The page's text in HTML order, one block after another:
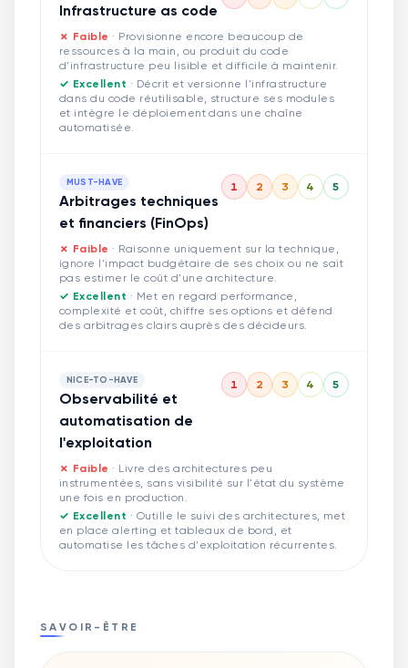
Infrastructure as code
✗ Faible · Provisionne encore beaucoup de
ressources à la main, ou produit du code
d'infrastructure peu lisible et difficile à maintenir.
✓ Excellent · Décrit et versionne l'infrastructure
dans du code réutilisable, structure ses modules
et intègre le déploiement dans une chaîne
automatisée.
MUST-HAVE
Arbitrages techniques
et financiers (FinOps)
1 2 3 4 5
✗ Faible · Raisonne uniquement sur la technique,
ignore l'impact budgétaire de ses choix ou ne sait
pas estimer le coût d'une architecture.
✓ Excellent · Met en regard performance,
complexité et coût, chiffre ses options et défend
des arbitrages clairs auprès des décideurs.
NICE-TO-HAVE
Observabilité et
automatisation de
l'exploitation
1 2 3 4 5
✗ Faible · Livre des architectures peu
instrumentées, sans visibilité sur l'état du système
une fois en production.
✓ Excellent · Outille le suivi des architectures, met
en place alerting et tableaux de bord, et
automatise les tâches d'exploitation récurrentes.
SAVOIR-ÊTRE